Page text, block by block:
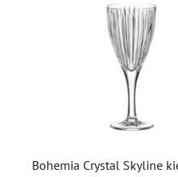
Bohemia Crystal Skyline